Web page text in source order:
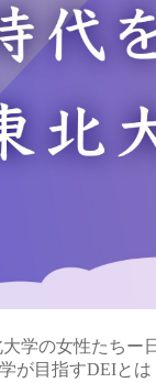
学の女性たちー
が目指すDEIと